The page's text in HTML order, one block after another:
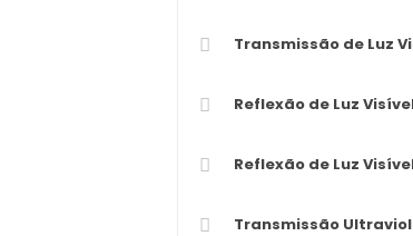
Transmissão de Luz
Reflexão de Luz
Reflexão de Luz
Transmissão